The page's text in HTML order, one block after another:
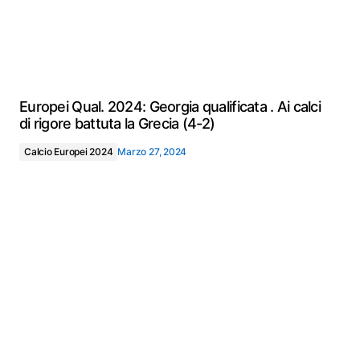
Europei Qual. 2024: Georgia qualificata . Ai calci
di rigore battuta la Grecia (4-2)
Calcio Europei 2024 Marzo 27, 2024